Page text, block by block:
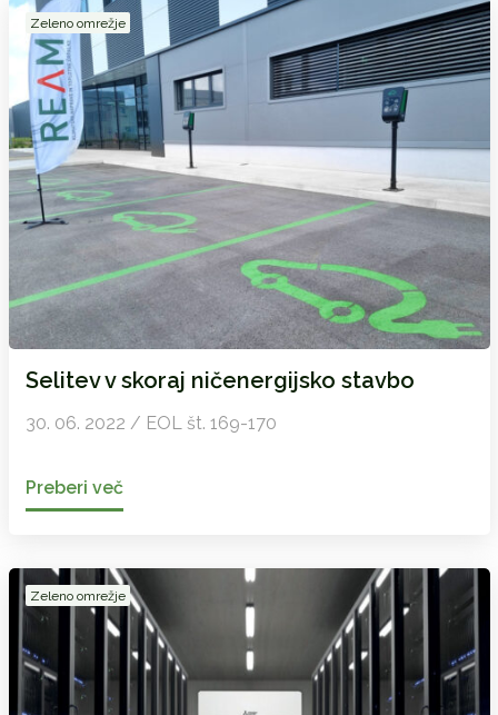
Zeleno omrežje
Selitev v skoraj ničenergijsko stavbo
30. 06. 2022 / EOL št. 169-170
Preberi več
Zeleno omrežje